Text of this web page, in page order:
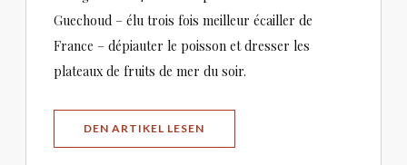
Guechoud – élu trois fois meilleur écailler de
France – dépiauter le poisson et dresser les
plateaux de fruits de mer du soir.
DEN ARTIKEL LESEN